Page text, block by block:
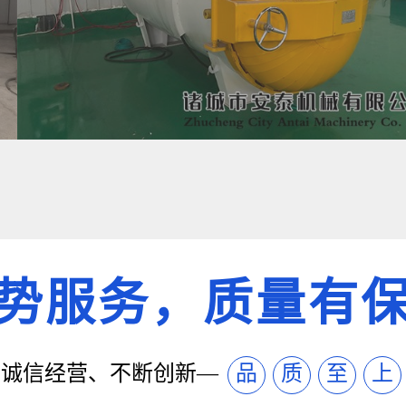
服务，质量有
诚信经营、不断创新— 品 质 至 上